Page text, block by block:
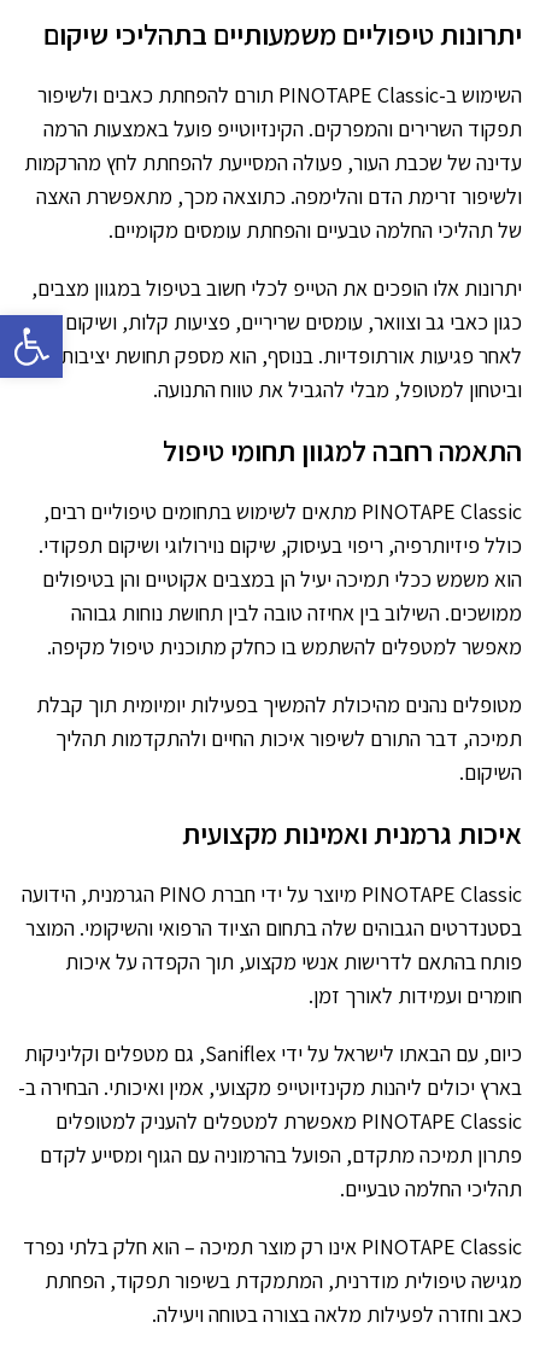
יתרונות טיפוליים משמעותיים בתהליכי שיקום
השימוש ב-PINOTAPE Classic תורם להפחתת כאבים ולשיפור
תפקוד השרירים והמפרקים. הקינזיוטייפ פועל באמצעות הרמה
עדינה של שכבת העור, פעולה המסייעת להפחתת לחץ מהרקמות
ולשיפור זרימת הדם והלימפה. כתוצאה מכך, מתאפשרת האצה
של תהליכי החלמה טבעיים והפחתת עומסים מקומיים.
יתרונות אלו הופכים את הטייפ לכלי חשוב בטיפול במגוון מצבים,
כגון כאבי גב וצוואר, עומסים שריריים, פציעות קלות, ושיקום
לאחר פגיעות אורתופדיות. בנוסף, הוא מספק תחושת יציבות
וביטחון למטופל, מבלי להגביל את טווח התנועה.
התאמה רחבה למגוון תחומי טיפול
PINOTAPE Classic מתאים לשימוש בתחומים טיפוליים רבים,
כולל פיזיותרפיה, ריפוי בעיסוק, שיקום נוירולוגי ושיקום תפקודי.
הוא משמש ככלי תמיכה יעיל הן במצבים אקוטיים והן בטיפולים
ממושכים. השילוב בין אחיזה טובה לבין תחושת נוחות גבוהה
מאפשר למטפלים להשתמש בו כחלק מתוכנית טיפול מקיפה.
מטופלים נהנים מהיכולת להמשיך בפעילות יומיומית תוך קבלת
תמיכה, דבר התורם לשיפור איכות החיים ולהתקדמות תהליך
השיקום.
איכות גרמנית ואמינות מקצועית
PINOTAPE Classic מיוצר על ידי חברת PINO הגרמנית, הידועה
בסטנדרטים הגבוהים שלה בתחום הציוד הרפואי והשיקומי. המוצר
פותח בהתאם לדרישות אנשי מקצוע, תוך הקפדה על איכות
חומרים ועמידות לאורך זמן.
כיום, עם הבאתו לישראל על ידי Saniflex, גם מטפלים וקליניקות
בארץ יכולים ליהנות מקינזיוטייפ מקצועי, אמין ואיכותי. הבחירה ב-
PINOTAPE Classic מאפשרת למטפלים להעניק למטופלים
פתרון תמיכה מתקדם, הפועל בהרמוניה עם הגוף ומסייע לקדם
תהליכי החלמה טבעיים.
PINOTAPE Classic אינו רק מוצר תמיכה – הוא חלק בלתי נפרד
מגישה טיפולית מודרנית, המתמקדת בשיפור תפקוד, הפחתת
כאב וחזרה לפעילות מלאה בצורה בטוחה ויעילה.
פתח